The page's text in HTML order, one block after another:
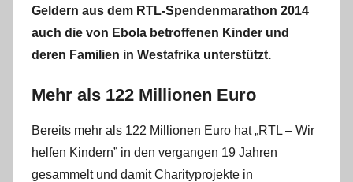
Geldern aus dem RTL-Spendenmarathon 2014
auch die von Ebola betroffenen Kinder und
deren Familien in Westafrika unterstützt.
Mehr als 122 Millionen Euro
Bereits mehr als 122 Millionen Euro hat „RTL – Wir
helfen Kindern” in den vergangen 19 Jahren
gesammelt und damit Charityprojekte in